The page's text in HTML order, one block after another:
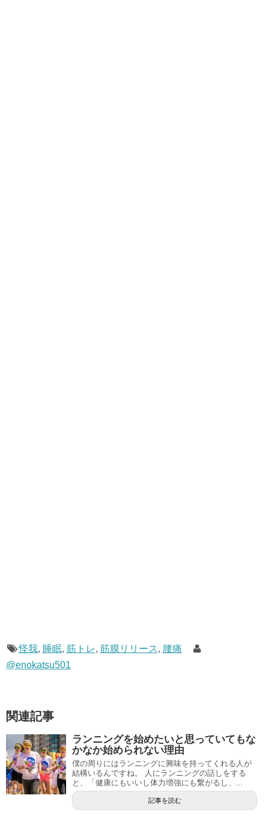
怪我, 睡眠, 筋トレ, 筋膜リリース, 腰痛
@enokatsu501
関連記事
ランニングを始めたいと思っていてもな
かなか始められない理由
僕の周りにはランニングに興味を持ってくれる人が
結構いるんですね。 人にランニングの話しをする
と、「健康にもいいし体力増強にも繋がるし、...
記事を読む